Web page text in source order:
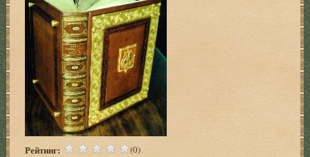
Рейтинг: (0)